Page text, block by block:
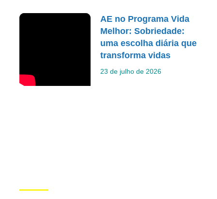
AE no Programa Vida
Melhor: Sobriedade:
uma escolha diária que
transforma vidas
23 de julho de 2026